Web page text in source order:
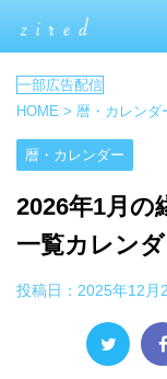
HOME > 暦・カレンダ
暦・カレンダー
2026年1月の
一覧カレン
投稿日： 2025年12月